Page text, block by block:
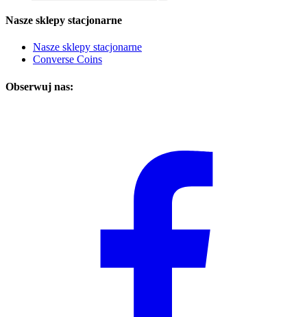
Nasze sklepy stacjonarne
Nasze sklepy stacjonarne
Converse Coins
Obserwuj nas: